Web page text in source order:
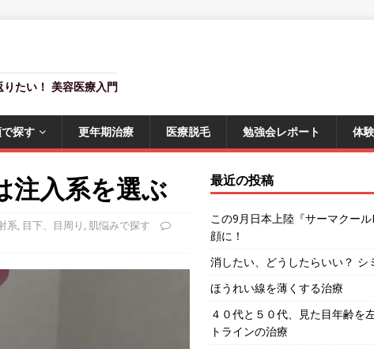
たい！ 美容医療入門
探す 更年期治療 医療脱毛 勉強会レポート 体
注入系を選ぶ
系, 目下、目周り , 肌悩みで探す
最近の投稿
この9月日本上陸『サーマクー
顔に！
消したい、どうしたらいい？ シ
ほうれい線を薄くする治療
４０代と５０代、見た目年齢を
トラインの治療